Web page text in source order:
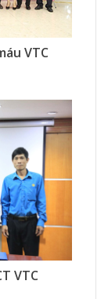
VTC
VTC